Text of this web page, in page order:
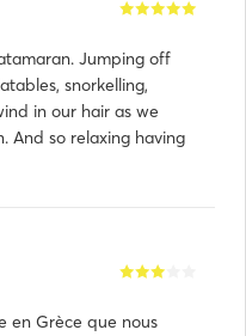
Jumping off
snorkelling,
in our hair as we
And so relaxing having
en Grèce que nous